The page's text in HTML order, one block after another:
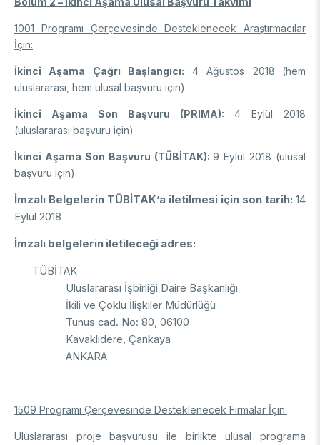
1001 Programı Çerçevesinde Desteklenecek Araştırmacılar
İçin:
İkinci Aşama Çağrı Başlangıcı: 4 Ağustos 2018
(hem
uluslararası, hem ulusal başvuru için)
İkinci Aşama Son Başvuru (PRIMA): 4 Eylül 2018
(uluslararası başvuru için)
İkinci Aşama Son Başvuru (TÜBİTAK):9 Eylül 2018 (ulusal
başvuru için)
İmzalı Belgelerin TÜBİTAK’a iletilmesi için son tarih: 14
Eylül 2018
İmzalı belgelerin iletileceği adres:
TÜBİTAK
Uluslararası İşbirliği Daire Başkanlığı
İkili ve Çoklu İlişkiler Müdürlüğü
Tunus cad. No: 80, 06100
Kavaklıdere, Çankaya
ANKARA
1509 Programı Çerçevesinde Desteklenecek Firmalar İçin:
Uluslararası proje başvurusu ile birlikte ulusal programa